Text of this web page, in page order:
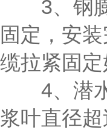
3、钢膨
固定，安
缆拉紧固定
4、潜水
浆叶直径